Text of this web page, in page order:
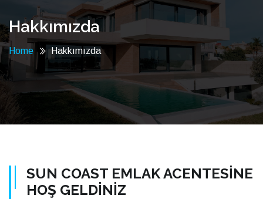
Hakkımızda
Home Hakkımızda
SUN COAST EMLAK ACENTESİNE
HOŞ GELDİNİZ